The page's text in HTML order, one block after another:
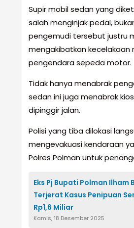
Supir mobil sedan yang
salah menginjak pedal,
pengemudi tersebut justru
mengakibatkan
pengendara sepeda motor.
Tidak hanya menabrak
sedan ini juga menabrak
dipinggir jalan.
Polisi yang tiba dilokasi
mengevakuasi kendaraan
Polres Polman untuk
Eks Pj Bupati Polman
Terjerat Kasus Penipuan
Rp1,6 Miliar
Kamis, 18 Desember 2025